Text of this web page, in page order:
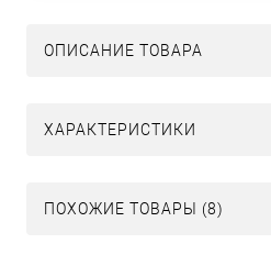
ОПИСАНИЕ ТОВАРА
ХАРАКТЕРИСТИКИ
ПОХОЖИЕ ТОВАРЫ (8)